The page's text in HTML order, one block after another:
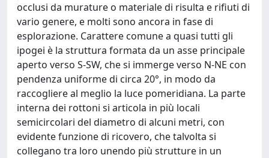
occlusi da murature o materiale di risulta e rifiuti di
vario genere, e molti sono ancora in fase di
esplorazione. Carattere comune a quasi tutti gli
ipogei è la struttura formata da un asse principale
aperto verso S-SW, che si immerge verso N-NE con
pendenza uniforme di circa 20°, in modo da
raccogliere al meglio la luce pomeridiana. La parte
interna dei rottoni si articola in più locali
semicircolari del diametro di alcuni metri, con
evidente funzione di ricovero, che talvolta si
collegano tra loro unendo più strutture in un